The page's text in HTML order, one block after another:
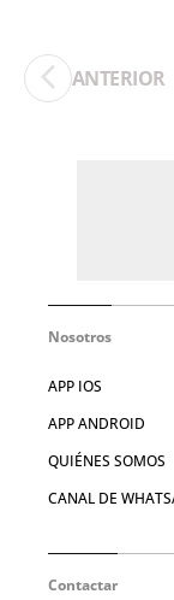
ANTERIOR
Nosotros
APP IOS
APP ANDROID
QUIÉNES SOMOS
CANAL DE
Contactar